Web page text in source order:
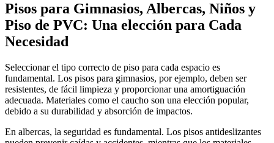
Pisos para Gimnasios, Albercas, Niños y
Piso de PVC: Una elección para Cada
Necesidad
Seleccionar el tipo correcto de piso para cada espacio es
fundamental. Los pisos para gimnasios, por ejemplo, deben ser
resistentes, de fácil limpieza y proporcionar una amortiguación
adecuada. Materiales como el caucho son una elección popular,
debido a su durabilidad y absorción de impactos.
En albercas, la seguridad es fundamental. Los pisos antideslizantes